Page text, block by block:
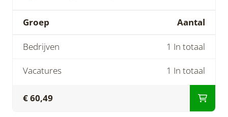
Groep Aantal
Bedrijven 1 In totaal
Vacatures 1 In totaal
€ 60,49